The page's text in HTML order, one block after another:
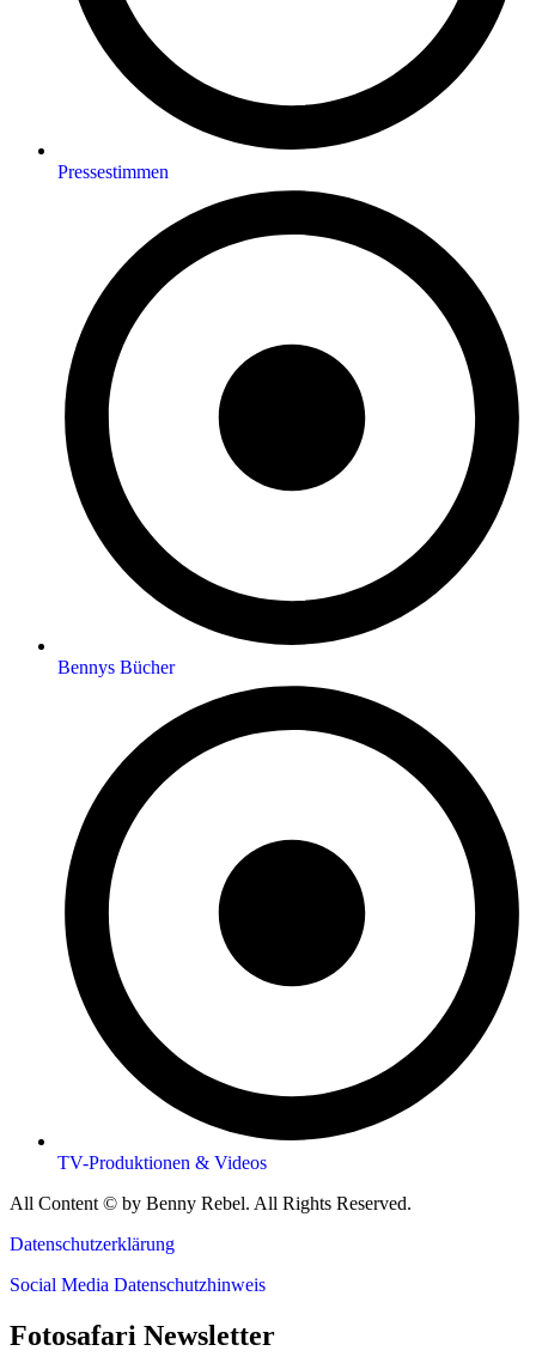
Pressestimmen
Bennys Bücher
TV-Produktionen & Videos
All Content © by Benny Rebel. All Rights Reserved.
Datenschutzerklärung
Social Media Datenschutzhinweis
Fotosafari Newsletter